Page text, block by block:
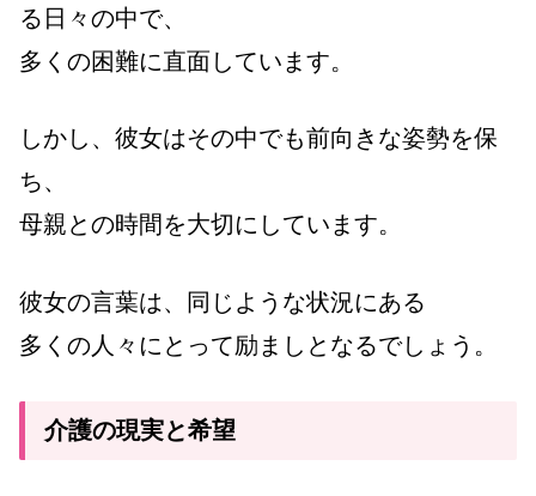
る日々の中で、
多くの困難に直面しています。
しかし、彼女はその中でも前向きな姿勢を保
ち、
母親との時間を大切にしています。
彼女の言葉は、同じような状況にある
多くの人々にとって励ましとなるでしょう。
介護の現実と希望